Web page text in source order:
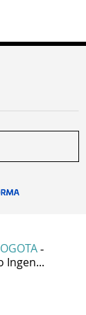
-
Ingen...